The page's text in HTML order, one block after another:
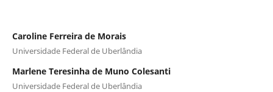
Caroline Ferreira de Morais
Universidade Federal de Uberlândia
Marlene Teresinha de Muno Colesanti
Universidade Federal de Uberlândia